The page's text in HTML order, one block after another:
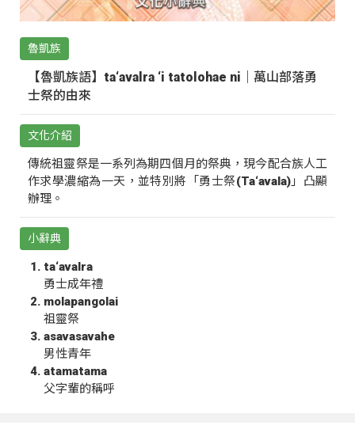
魯凱族
【魯凱族語】ta‘avalra ‘i tatolohae ni｜萬山部落勇
士祭的由來
文化介紹
傳統祖靈祭是一系列為期四個月的祭典，現今配合族人工
作求學濃縮為一天，並特別將「勇士祭(Ta‘avala)」凸顯
辦理。
小辭典
ta‘avalra
勇士成年禮
molapangolai
祖靈祭
asavasavahe
男性青年
atamatama
父字輩的稱呼